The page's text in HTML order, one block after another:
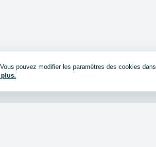
pouvez modifier les paramètres des cookies dans
plus.